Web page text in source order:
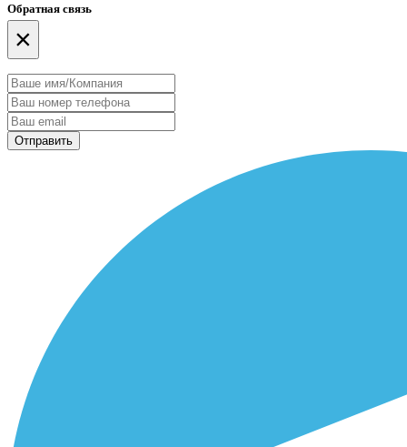
Обратная связь
×
Отправить